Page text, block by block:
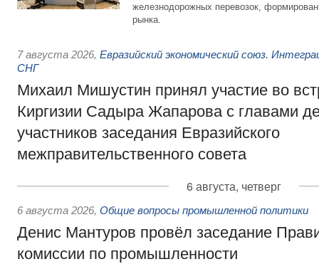
железнодорожных перевозок,
рынка.
7 августа 2026, Евразийский экономический союз.
СНГ
Михаил Мишустин принял участие во
Киргизии Садыра Жапарова с главами
участников заседания Евразийского
межправительственного совета
6 августа, четверг
6 августа 2026, Общие вопросы промышленной политики
Денис Мантуров провёл заседание
комиссии по промышленности